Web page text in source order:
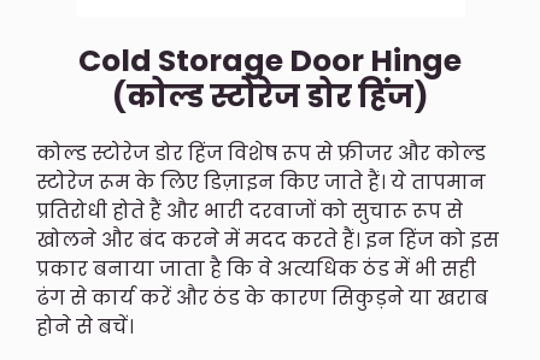
Cold Storage Door Hinge
(कोल्ड स्टोरेज डोर हिंज)
कोल्ड स्टोरेज डोर हिंज विशेष रूप से फ्रीजर और कोल्ड
स्टोरेज रूम के लिए डिज़ाइन किए जाते हैं। ये तापमान
प्रतिरोधी होते हैं और भारी दरवाजों को सुचारू रूप से
खोलने और बंद करने में मदद करते हैं। इन हिंज को इस
प्रकार बनाया जाता है कि वे अत्यधिक ठंड में भी सही
ढंग से कार्य करें और ठंड के कारण सिकुड़ने या खराब
होने से बचें।